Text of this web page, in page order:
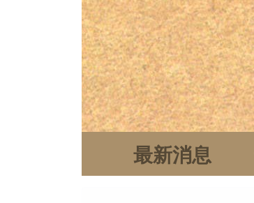
最新消息